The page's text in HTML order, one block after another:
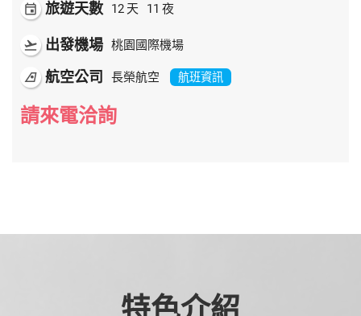
event 旅遊天數 12 天 11 夜
flight_takeoff 出發機場 桃園國際機場
airlines 航空公司 長榮航空 航班資訊
請來電洽詢
特色介紹